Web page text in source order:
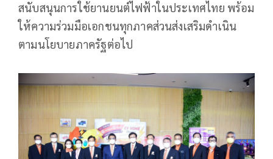
สนับสนุนการใช้ยานยนต์ไฟฟ้าในประเทศไทย พร้อม
ให้ความร่วมมือเอกชนทุกภาคส่วนส่งเสริมดำเนิน
ตามนโยบายภาครัฐต่อไป